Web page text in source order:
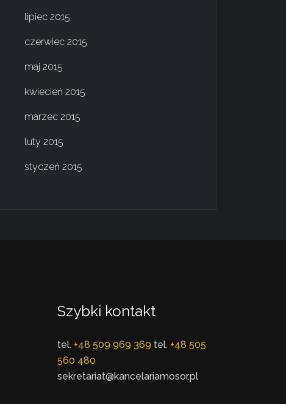
lipiec 2015
czerwiec 2015
maj 2015
kwiecień 2015
marzec 2015
luty 2015
styczeń 2015
Szybki kontakt
tel. +48 509 969 369 tel. +48 505
560 480
sekretariat@kancelariamosor.pl